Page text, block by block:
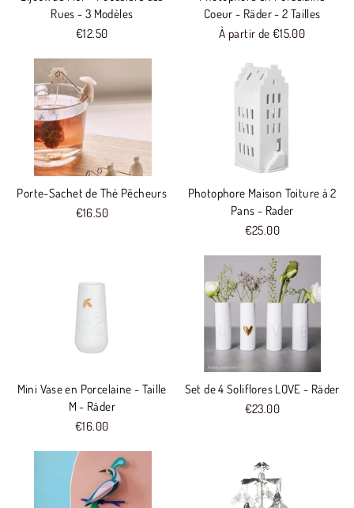
Rues - 3 Modèles
€12.50
Coeur - Räder - 2 Tailles
À partir de €15.00
Porte-Sachet de Thé Pêcheurs
€16.50
Photophore Maison Toiture à 2
Pans - Rader
€25.00
Mini Vase en Porcelaine - Taille
M - Räder
€16.00
Set de 4 Soliflores LOVE - Räder
€23.00